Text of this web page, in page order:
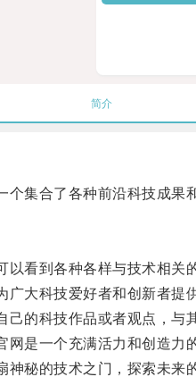
简介
集合了各种前沿科技成果
看到各种各样与技术相关
大科技爱好者和创新者提供
的科技作品或者观点，与
是一个充满活力和创造力
秘的技术之门，探索未来的